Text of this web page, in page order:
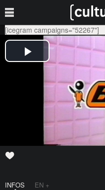
[icegram campaigns="52267"]
INFOS EN +